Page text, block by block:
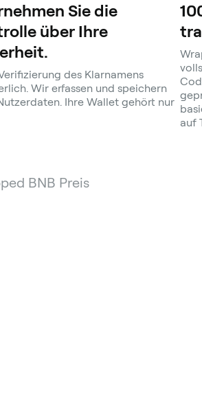
Sie die
über Ihre
des Klarnamens
Wir erfassen und speichern
Ihre Wallet gehört nur
auf
BNB Preis